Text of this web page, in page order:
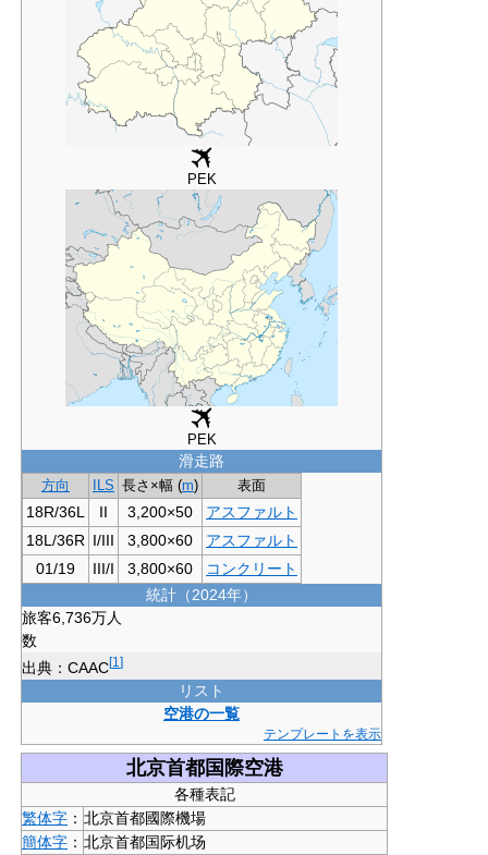
PEK
PEK
滑走路
方向 ILS 長さ×幅 (m) 表面
18R/36L II 3,200×50
アスファルト
18L/36R I/III 3,800×60
アスファルト
01/19
III/I 3,800×60
コンクリート
統計（2024年）
旅客
数
6,736万人
出典：CAAC[1 ]
リスト
空港の一覧
テンプレートを表示
北京首都国際空港
各種表記
繁体字 ： 北京首都國際機場
簡体字 ： 北京首都国际机场